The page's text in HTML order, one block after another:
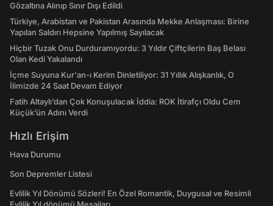
Gözaltına Alınıp Sınır Dışı Edildi
Türkiye, Arabistan ve Pakistan Arasında Mekke Anlaşması: Birine
Yapılan Saldırı Hepsine Yapılmış Sayılacak
Hiçbir Tuzak Onu Durduramıyordu: 3 Yıldır Çiftçilerin Baş Belası
Olan Kedi Yakalandı
İçme Suyuna Kur'an-ı Kerim Dinletiliyor: 31 Yıllık Alışkanlık, O
İlimizde 24 Saat Devam Ediyor
Fatih Altaylı’dan Çok Konuşulacak İddia: ROK İtirafçı Oldu Cem
Küçük’ün Adını Verdi
Hızlı Erişim
Hava Durumu
Son Depremler Listesi
Evlilik Yıl Dönümü Sözleri! En Özel Romantik, Duygusal ve Resimli